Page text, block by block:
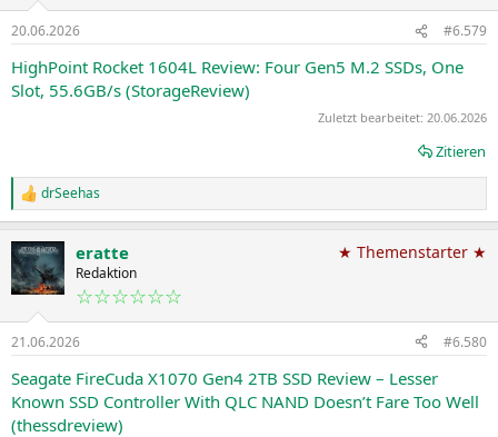
20.06.2026 #6.579
HighPoint Rocket 1604L Review: Four Gen5 M.2 SSDs, One
Slot, 55.6GB/s (StorageReview)
Zuletzt bearbeitet: 20.06.2026
Zitieren
R
e
k
t
i
n
e
n
:
drSeehas
eratte
Redaktion
☆☆☆☆☆☆
★ Themenstarter ★
21.06.2026 #6.580
Seagate FireCuda X1070 Gen4 2TB SSD Review – Lesser
Known SSD Controller With QLC NAND Doesn’t Fare Too Well
(thessdreview)